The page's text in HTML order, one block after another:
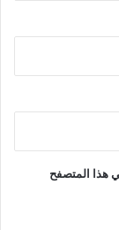
هذا المتصفح